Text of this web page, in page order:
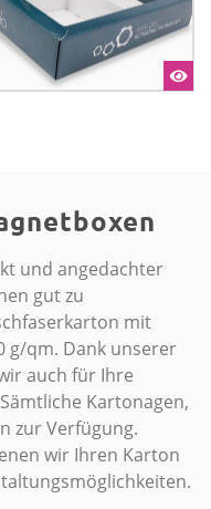
und angedachter
gut zu
mit
g/qm. Dank unserer
auch für Ihre
Kartonagen,
zur Verfügung.
wir Ihren Karton